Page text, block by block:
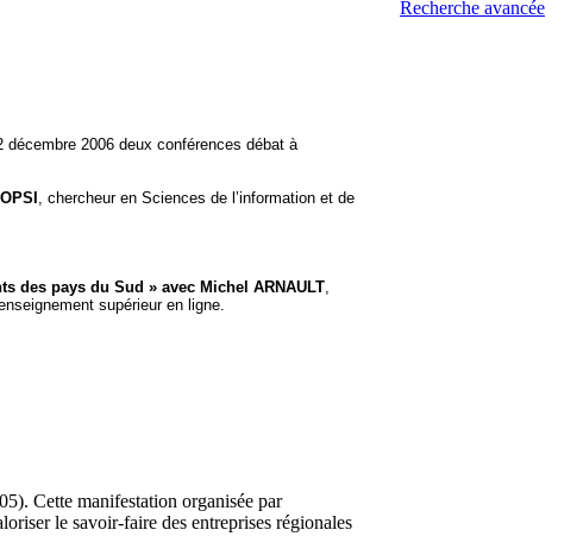
décembre 2006 deux conférences débat à
, chercheur en Sciences de l’information et de
des pays du Sud » avec Michel ARNAULT,
supérieur en ligne.
Cette manifestation organisée par
le savoir-faire des entreprises régionales
Recherche avancée